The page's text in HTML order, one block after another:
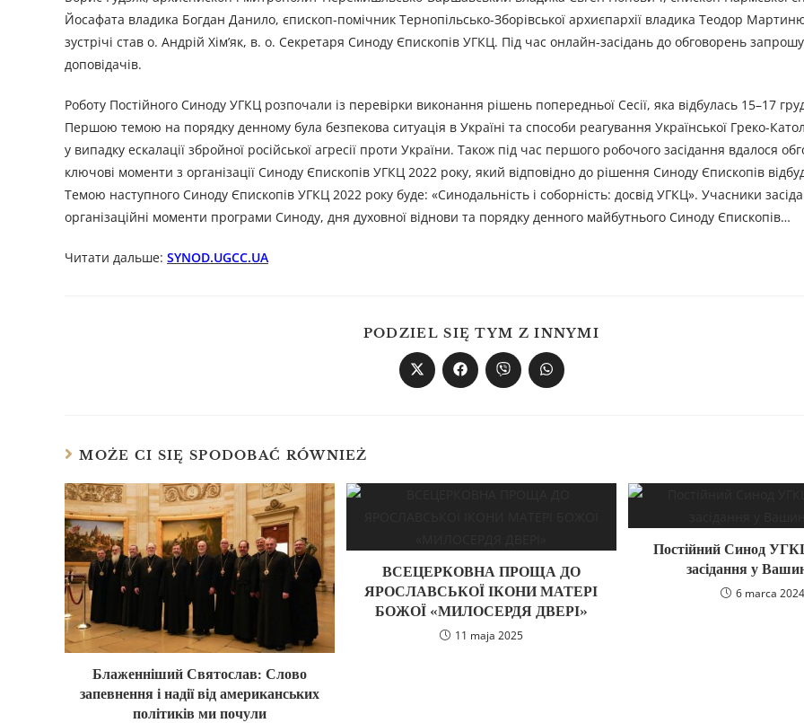
Йосафата владика Богдан Данило, єпископ-помічник Тернопільсько-Зборівської архиєпархії владика Теодор
зустрічі став о. Андрій Хім’як, в. о. Секретаря Синоду Єпископів УГКЦ. Під час онлайн-засідань до обговорень
доповідачів.
Роботу Постійного Синоду УГКЦ розпочали із перевірки виконання рішень попередньої Сесії, яка відбулась 15–17
Першою темою на порядку денному була безпекова ситуація в Україні та способи реагування Української Греко-
у випадку ескалації збройної російської агресії проти України. Також під час першого робочого засідання вдалося
ключові моменти з організації Синоду Єпископів УГКЦ 2022 року, який відповідно до рішення Синоду Єпископів
Темою наступного Синоду Єпископів УГКЦ 2022 року буде: «Синодальність і соборність: досвід УГКЦ». Учасники
організаційні моменти програми Синоду, дня духовної віднови та порядку денного майбутнього Синоду Єпископів…
Читати дальше: SYNOD.UGCC.UA
PODZIEL SIĘ TYM Z INNYMI
MOŻE CI SIĘ SPODOBAĆ RÓWNIEŻ
Блаженніший Святослав: Слово
запевнення і надії від американських
політиків ми почули
ВСЕЦЕРКОВНА ПРОЩА ДО
ЯРОСЛАВСЬКОЇ ІКОНИ МАТЕРІ
БОЖОЇ «МИЛОСЕРДЯ ДВЕРІ»
11 maja 2025
Постійний Синод
засідання у
6 marca 2024